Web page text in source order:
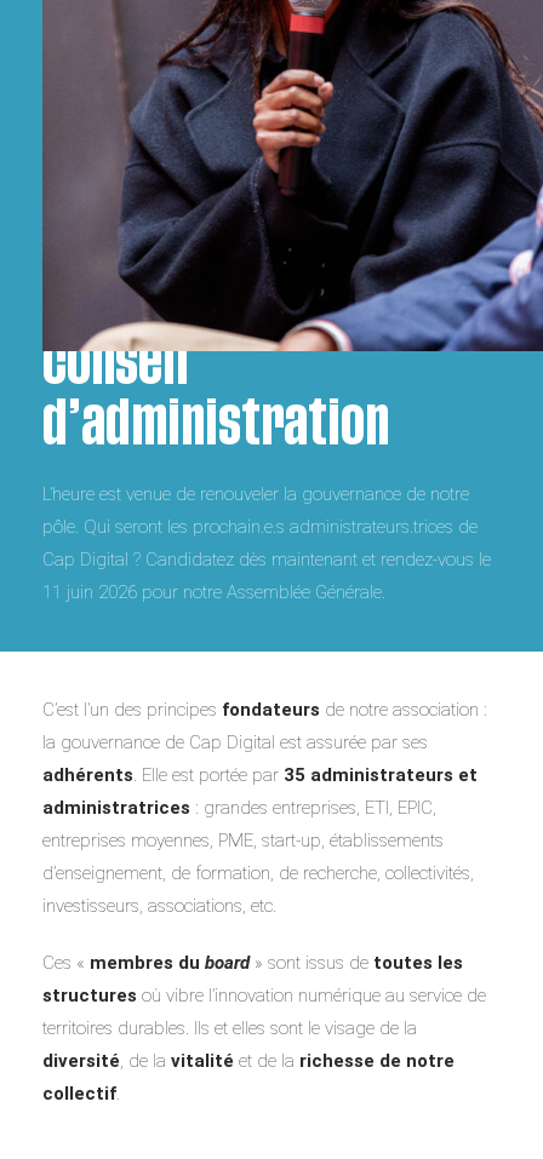
Devenir membre du
conseil
d’administration
L’heure est venue de renouveler la gouvernance de notre
pôle. Qui seront les prochain.e.s administrateurs.trices de
Cap Digital ? Candidatez dès maintenant et rendez-vous le
11 juin 2026 pour notre Assemblée Générale.
C’est l’un des principes fondateurs de notre association :
la gouvernance de Cap Digital est assurée par ses
adhérents. Elle est portée par 35 administrateurs et
administratrices : grandes entreprises, ETI, EPIC,
entreprises moyennes, PME, start-up, établissements
d’enseignement, de formation, de recherche, collectivités,
investisseurs, associations, etc.
Ces « membres du board » sont issus de toutes les
structures où vibre l’innovation numérique au service de
territoires durables. Ils et elles sont le visage de la
diversité, de la vitalité et de la richesse de notre
collectif.